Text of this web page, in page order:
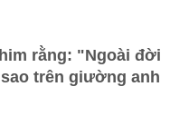
rằng: "Ngoài đời
trên giường anh